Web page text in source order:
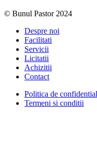
© Bunul Pastor 2024
Despre noi
Facilitati
Servicii
Licitatii
Achizitii
Contact
Politica de
Termeni si conditii